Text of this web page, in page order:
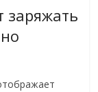
заряжать